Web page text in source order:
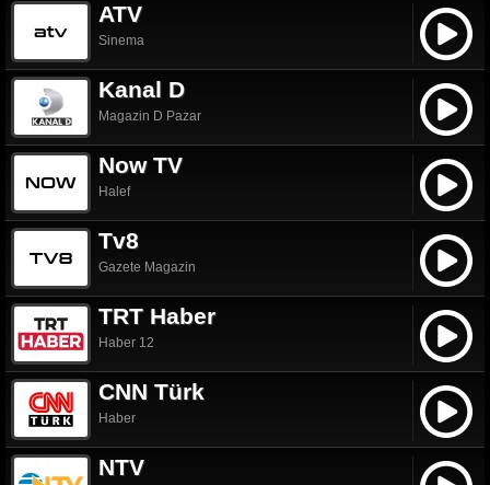
ATV
Sinema
Kanal D
Magazin D Pazar
Now TV
Halef
Tv8
Gazete Magazin
TRT Haber
Haber 12
CNN Türk
Haber
NTV